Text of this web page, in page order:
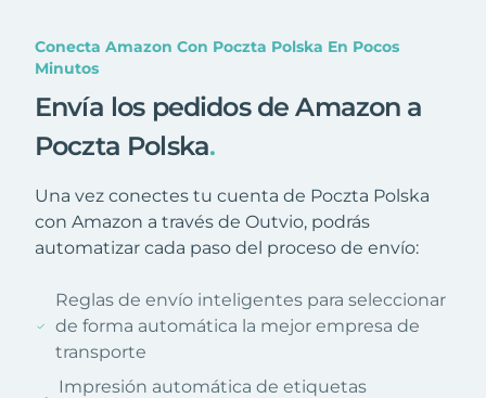
Conecta Amazon Con Poczta Polska En Pocos
Minutos
Envía los pedidos de Amazon a
Poczta Polska.
Una vez conectes tu cuenta de Poczta Polska
con Amazon a través de Outvio, podrás
automatizar cada paso del proceso de envío:
Reglas de envío inteligentes para seleccionar
de forma automática la mejor empresa de
transporte
Impresión automática de etiquetas